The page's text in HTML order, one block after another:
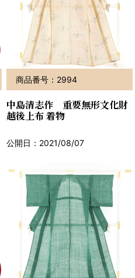
商品番号：2994
中島清志作 重要無形文化財
越後上布 着物
公開日：2021/08/07